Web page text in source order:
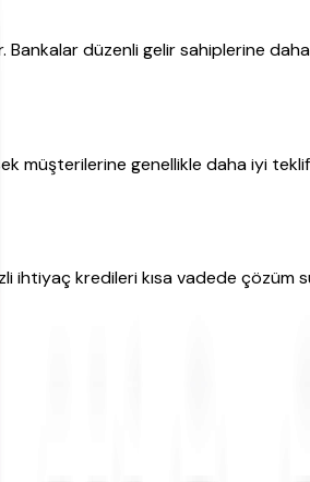
Bankalar düzenli gelir sahiplerine
müşterilerine genellikle daha iyi
ihtiyaç kredileri kısa vadede çözüm